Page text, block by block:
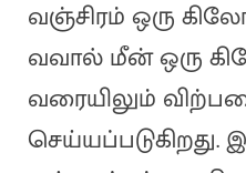
வஞ்சிரம் ஒரு
வவால் மீன் ஒரு
வரையிலும்